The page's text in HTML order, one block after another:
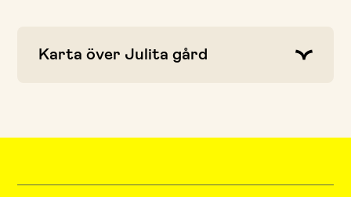
Karta över Julita gård